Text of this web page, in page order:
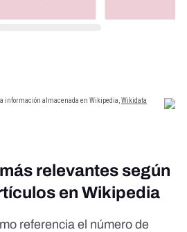
relevantes según
en Wikipedia
referencia el número de